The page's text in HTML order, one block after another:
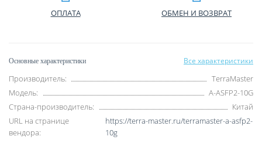
ОПЛАТА ОБМЕН И ВОЗВРАТ
Основные характеристики Все характеристики
Производитель:
TerraMaster
Модель:
A-ASFP2-10G
Страна-производитель:
Китай
URL на странице
вендора:
https://terra-master.ru/terramaster-a-asfp2-
10g